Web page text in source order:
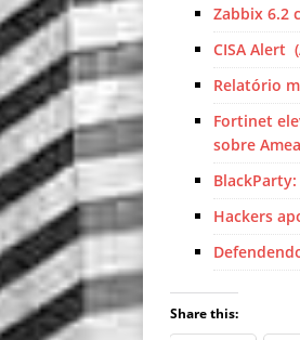
Zabbix 6.2
CISA Alert
Relatório
Fortinet
sobre
Hackers
Share this: